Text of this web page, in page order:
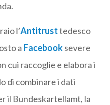
l’Antitrusttedesco
a Facebooksevere
cui raccoglie e elabora i
di combinare i dati
il Bundeskartellamt, la